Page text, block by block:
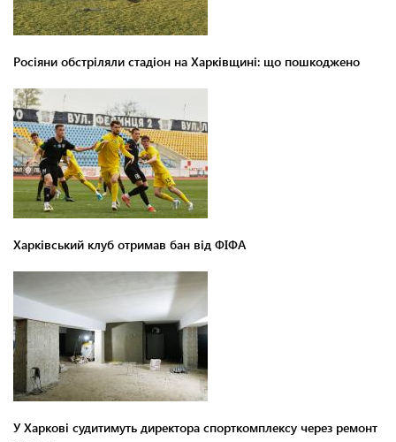
Росіяни обстріляли стадіон на Харківщині: що пошкоджено
Харківський клуб отримав бан від ФІФА
У Харкові судитимуть директора спорткомплексу через ремонт